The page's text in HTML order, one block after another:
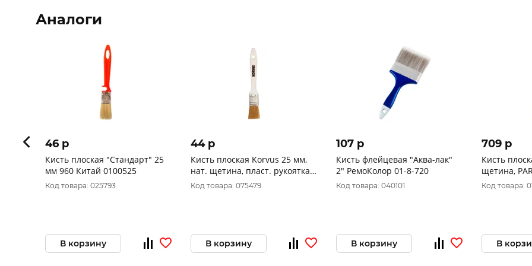
Аналоги
46 p
Кисть плоская "Стандарт" 25
мм 960 Китай 0100525
Код товара: 025793
В корзину
44 p
Кисть плоская Korvus 25 мм,
нат. щетина, пласт. рукоятка
0102610
Код товара: 075479
В корзину
107 p
Кисть флейцевая "Аква-лак"
2" РемоКолор 01-8-720
Код товара: 040101
В корзину
709 p
Кисть
щетина,
7104013
Код товара:
В